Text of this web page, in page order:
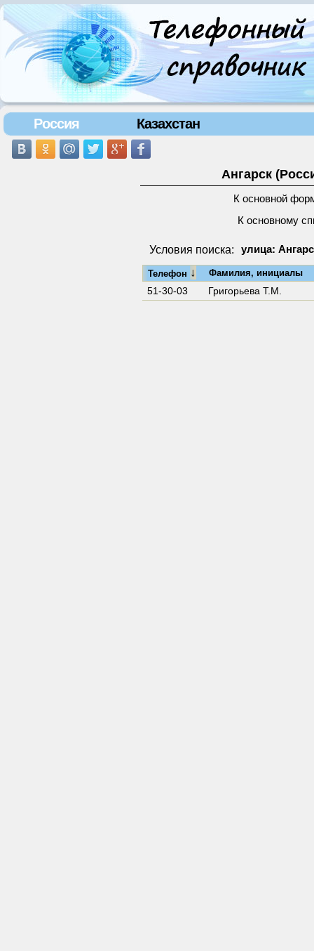
Россия Казахстан
Ангарск
К основной
К основному
Условия поиска: улица:
Телефон ↓ Фамилия, инициалы
51-30-03 Григорьева Т.М.